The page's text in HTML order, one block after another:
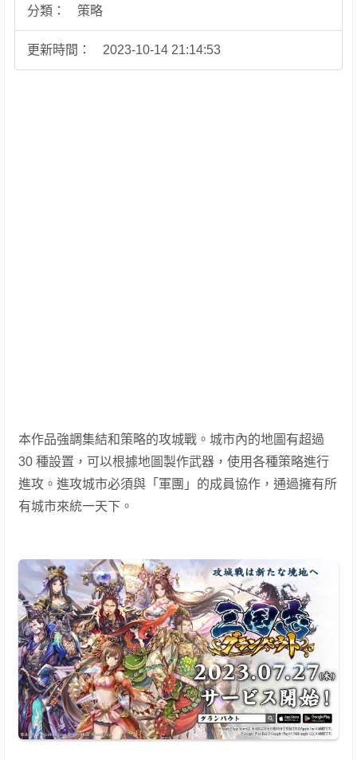
分類： 策略
更新時間： 2023-10-14 21:14:53
本作品強調集結和策略的攻城戰。城市內的地圖有超過
30 種設置，可以根據地圖製作武器，使用各種策略進行
進攻。進攻城市必須與「軍團」的成員協作，通過擁有所
有城市來統一天下。